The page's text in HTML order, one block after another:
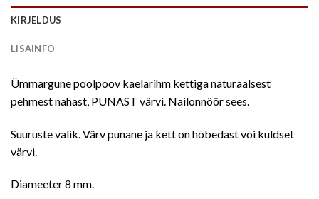
KIRJELDUS
LISAINFO
Ümmargune poolpoov kaelarihm kettiga naturaalsest
pehmest nahast, PUNAST värvi. Nailonnöör sees.
Suuruste valik. Värv punane ja kett on hõbedast või kuldset
värvi.
Diameeter 8 mm.